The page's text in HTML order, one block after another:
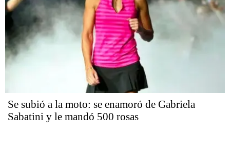
Se subió a la moto: se enamoró de Gabriela
Sabatini y le mandó 500 rosas